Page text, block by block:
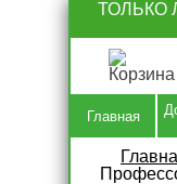
Skip
content
ТОЛЬКО
Главная